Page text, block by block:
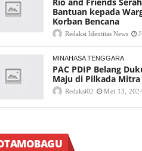
Bantuan kepada
Korban Bencana
Redaksi Identitas News
MINAHASA TENGGARA
PAC PDIP Belang
Maju di Pilkada Mitra
Redaksi02 Mei 13,